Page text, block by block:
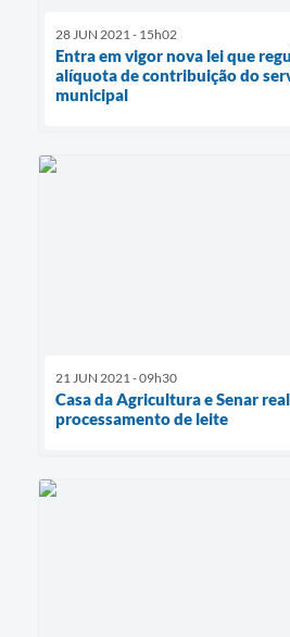
28 JUN 2021 - 15h02
Entra em vigor nova lei que
alíquota de contribuição do
municipal
21 JUN 2021 - 09h30
Casa da Agricultura e Senar
processamento de leite